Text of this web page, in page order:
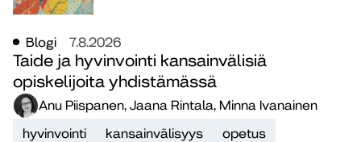
Blogi 7.8.2026
Taide ja hyvinvointi kansainvälisiä
opiskelijoita yhdistämässä
Anu Piispanen, Jaana Rintala, Minna Ivanainen
hyvinvointi
kansainvälisyys opetus